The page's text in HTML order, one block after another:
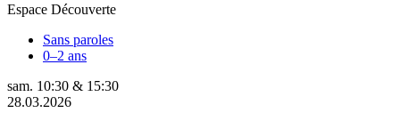
Espace Découverte
Sans paroles
0–2 ans
sam. 10:30 & 15:30
28.03.2026